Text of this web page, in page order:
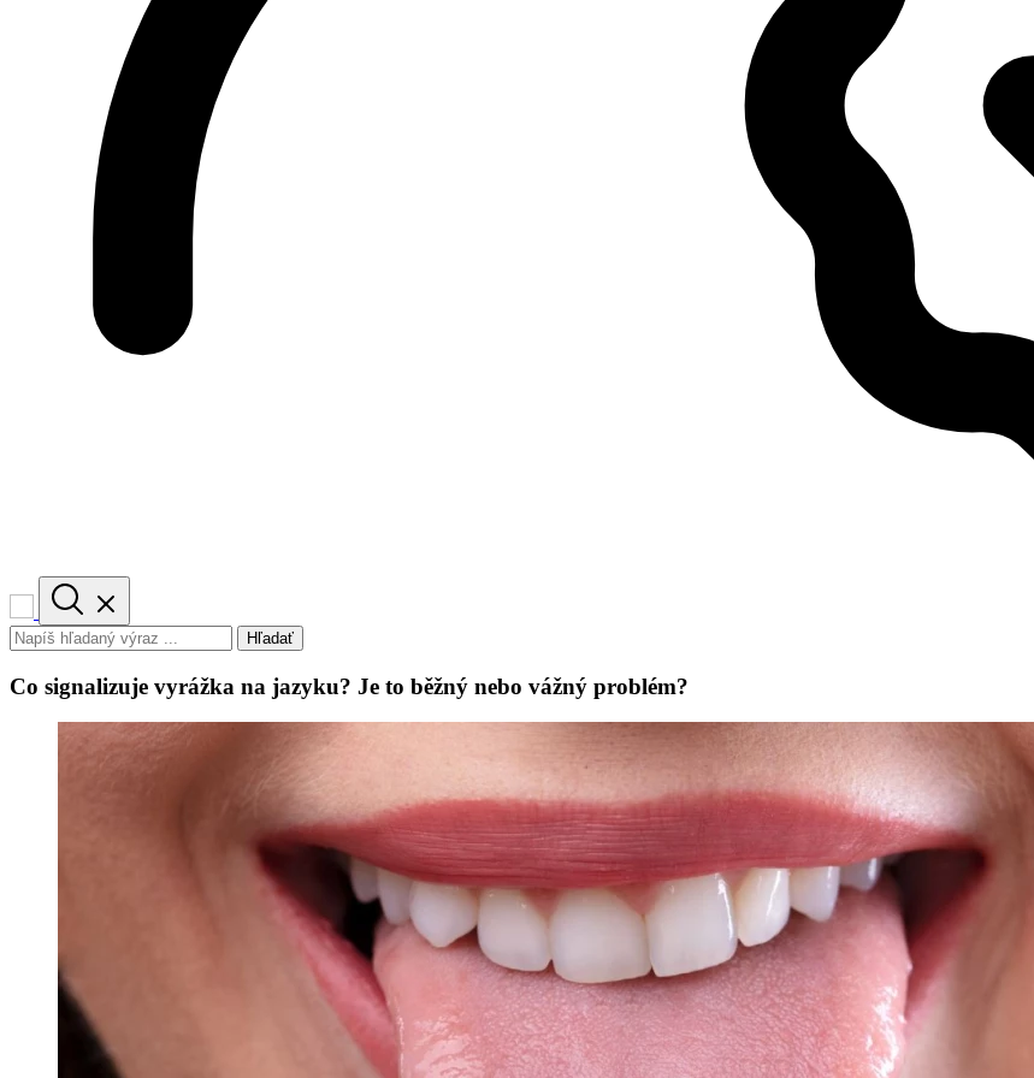
Hľadať
Co signalizuje vyrážka na jazyku? Je to běžný nebo vážný problém?